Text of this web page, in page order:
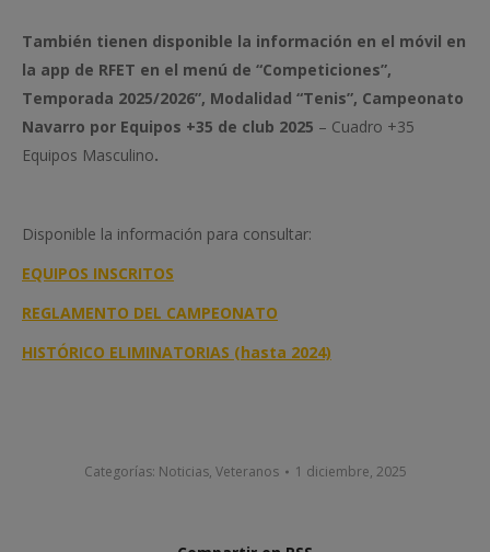
También tienen disponible la información en el móvil en
la app de RFET en el menú de “Competiciones”,
Temporada 2025/2026”, Modalidad “Tenis”, Campeonato
Navarro por Equipos +35 de club 2025 – Cuadro +35
Equipos Masculino.
Disponible la información para consultar:
EQUIPOS INSCRITOS
REGLAMENTO DEL CAMPEONATO
HISTÓRICO ELIMINATORIAS (hasta 2024)
Categorías: Noticias, Veteranos 1 diciembre, 2025